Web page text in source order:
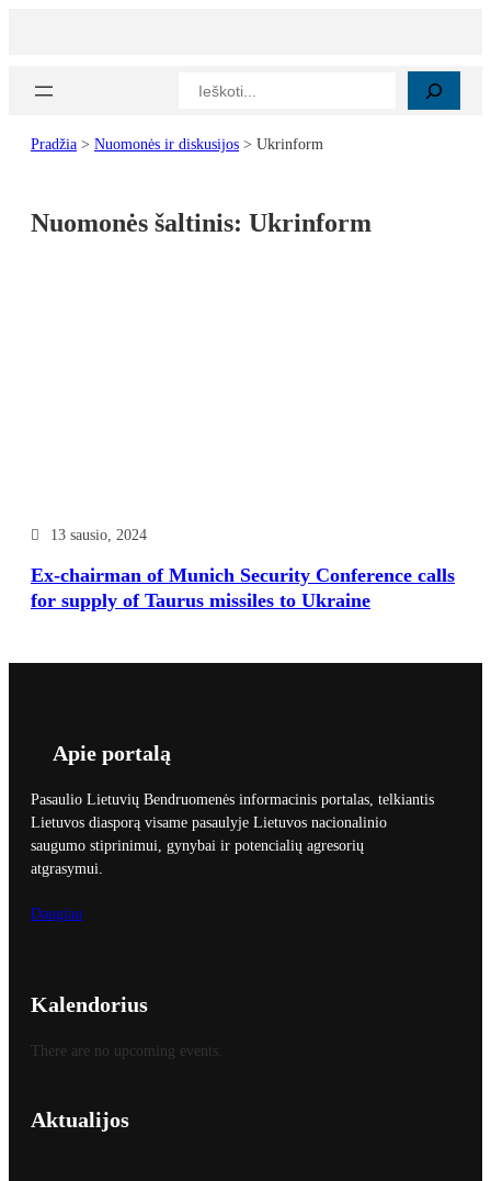
Paieška
Pradžia > Nuomonės ir diskusijos > Ukrinform
Nuomonės šaltinis: Ukrinform
13 sausio, 2024
Ex-chairman of Munich Security Conference calls
for supply of Taurus missiles to Ukraine
Apie portalą
Pasaulio Lietuvių Bendruomenės informacinis portalas, telkiantis
Lietuvos diasporą visame pasaulyje Lietuvos nacionalinio
saugumo stiprinimui, gynybai ir potencialių agresorių
atgrasymui.
Daugiau
Kalendorius
There are no upcoming events.
Aktualijos